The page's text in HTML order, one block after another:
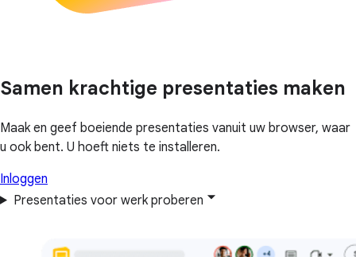
Samen krachtige presentaties maken
Maak en geef boeiende presentaties vanuit uw browser, waar
u ook bent. U hoeft niets te installeren.
Inloggen
Presentaties voor werk proberen